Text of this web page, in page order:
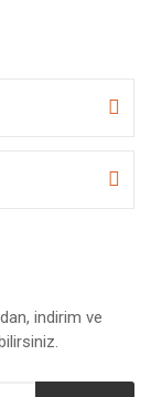
indirim ve